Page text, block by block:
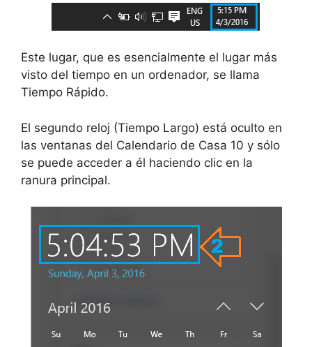
Este lugar, que es esencialmente el lugar más
visto del tiempo en un ordenador, se llama
Tiempo Rápido.
El segundo reloj (Tiempo Largo) está oculto en
las ventanas del Calendario de Casa 10 y sólo
se puede acceder a él haciendo clic en la
ranura principal.